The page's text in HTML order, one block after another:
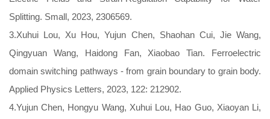
Splitting. Small, 2023, 2306569.
3.Xuhui Lou, Xu Hou, Yujun Chen, Shaohan Cui, Jie Wang,
Qingyuan Wang, Haidong Fan, Xiaobao Tian. Ferroelectric
domain switching pathways - from grain boundary to grain body.
Applied Physics Letters, 2023, 122: 212902.
4.Yujun Chen, Hongyu Wang, Xuhui Lou, Hao Guo, Xiaoyan Li,